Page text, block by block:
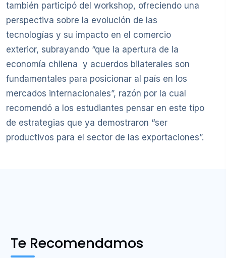
también participó del workshop, ofreciendo una
perspectiva sobre la evolución de las
tecnologías y su impacto en el comercio
exterior, subrayando “que la apertura de la
economía chilena y acuerdos bilaterales son
fundamentales para posicionar al país en los
mercados internacionales”, razón por la cual
recomendó a los estudiantes pensar en este tipo
de estrategias que ya demostraron “ser
productivos para el sector de las exportaciones”.
Te Recomendamos